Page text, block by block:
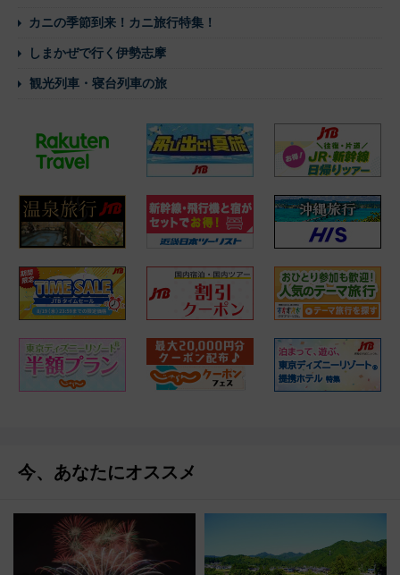
カニの季節到来！カニ旅行特集！
しまかぜで行く伊勢志摩
観光列車・寝台列車の旅
今、あなたにオススメ